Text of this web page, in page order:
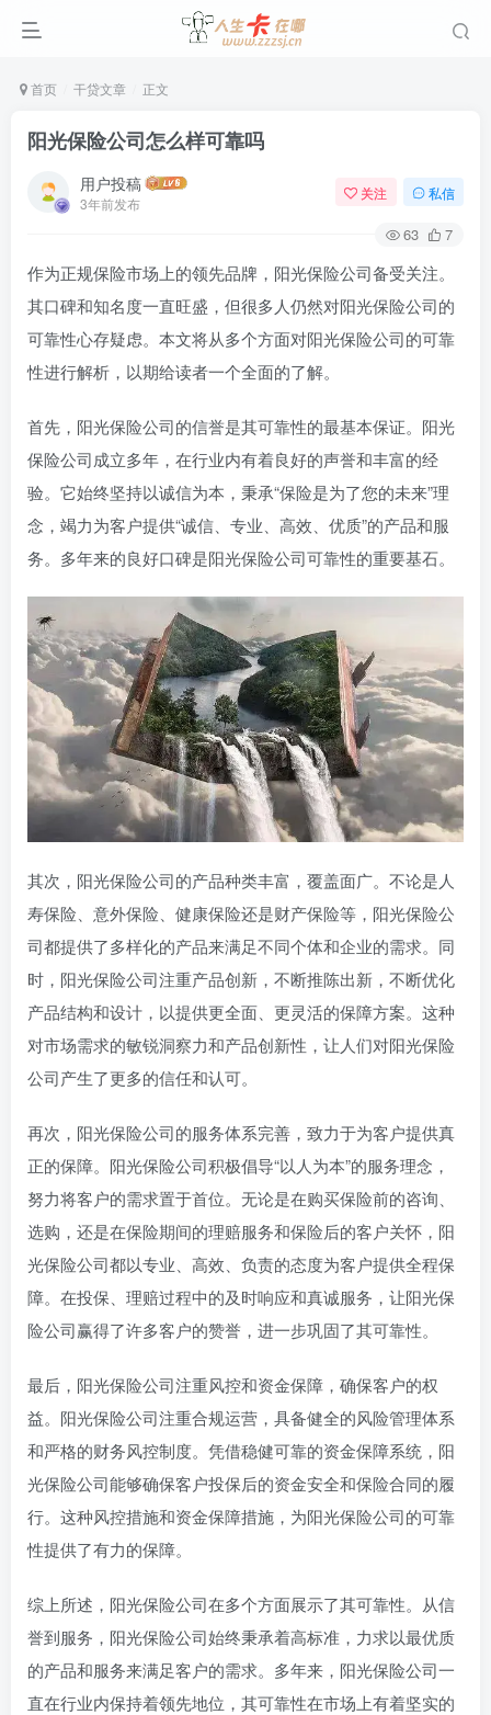
首页 干贷文章 正文
阳光保险公司怎么样可靠吗
用户投稿
3年前发布
关注 私信
63 7
作为正规保险市场上的领先品牌，阳光保险公司备受关注。
其口碑和知名度一直旺盛，但很多人仍然对阳光保险公司的
可靠性心存疑虑。本文将从多个方面对阳光保险公司的可靠
性进行解析，以期给读者一个全面的了解。
首先，阳光保险公司的信誉是其可靠性的最基本保证。阳光
保险公司成立多年，在行业内有着良好的声誉和丰富的经
验。它始终坚持以诚信为本，秉承“保险是为了您的未来”理
念，竭力为客户提供“诚信、专业、高效、优质”的产品和服
务。多年来的良好口碑是阳光保险公司可靠性的重要基石。
其次，阳光保险公司的产品种类丰富，覆盖面广。不论是人
寿保险、意外保险、健康保险还是财产保险等，阳光保险公
司都提供了多样化的产品来满足不同个体和企业的需求。同
时，阳光保险公司注重产品创新，不断推陈出新，不断优化
产品结构和设计，以提供更全面、更灵活的保障方案。这种
对市场需求的敏锐洞察力和产品创新性，让人们对阳光保险
公司产生了更多的信任和认可。
再次，阳光保险公司的服务体系完善，致力于为客户提供真
正的保障。阳光保险公司积极倡导“以人为本”的服务理念，
努力将客户的需求置于首位。无论是在购买保险前的咨询、
选购，还是在保险期间的理赔服务和保险后的客户关怀，阳
光保险公司都以专业、高效、负责的态度为客户提供全程保
障。在投保、理赔过程中的及时响应和真诚服务，让阳光保
险公司赢得了许多客户的赞誉，进一步巩固了其可靠性。
最后，阳光保险公司注重风控和资金保障，确保客户的权
益。阳光保险公司注重合规运营，具备健全的风险管理体系
和严格的财务风控制度。凭借稳健可靠的资金保障系统，阳
光保险公司能够确保客户投保后的资金安全和保险合同的履
行。这种风控措施和资金保障措施，为阳光保险公司的可靠
性提供了有力的保障。
综上所述，阳光保险公司在多个方面展示了其可靠性。从信
誉到服务，阳光保险公司始终秉承着高标准，力求以最优质
的产品和服务来满足客户的需求。多年来，阳光保险公司一
直在行业内保持着领先地位，其可靠性在市场上有着坚实的